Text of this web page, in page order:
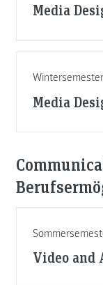
Media
Media
Video and